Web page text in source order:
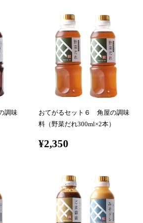
調味
おてがるセット６ 角屋の調味
料（野菜だれ300ml×2本）
¥2,350